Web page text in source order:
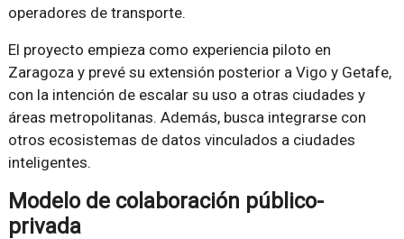
operadores de transporte.
El proyecto empieza como experiencia piloto en
Zaragoza y prevé su extensión posterior a Vigo y Getafe,
con la intención de escalar su uso a otras ciudades y
áreas metropolitanas. Además, busca integrarse con
otros ecosistemas de datos vinculados a ciudades
inteligentes.
Modelo de colaboración público-
privada